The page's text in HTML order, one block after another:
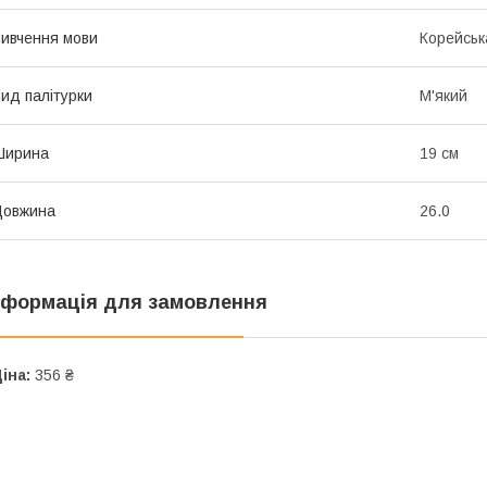
мови
палітурки М'який
19 см
26.0
для замовлення
356 ₴